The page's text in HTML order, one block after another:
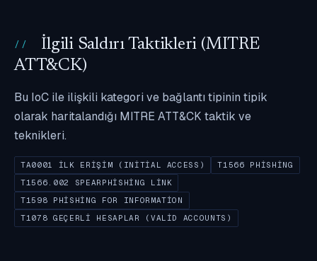
İlgili Saldırı Taktikleri (MITRE
ATT&CK)
Bu IoC ile ilişkili kategori ve bağlantı tipinin tipik
olarak haritalandığı MITRE ATT&CK taktik ve
teknikleri.
TA0001 İLK ERIŞIM (INITIAL ACCESS)
T1566 PHISHING
T1566.002 SPEARPHISHING LINK
T1598 PHISHING FOR INFORMATION
T1078 GEÇERLI HESAPLAR (VALID ACCOUNTS)